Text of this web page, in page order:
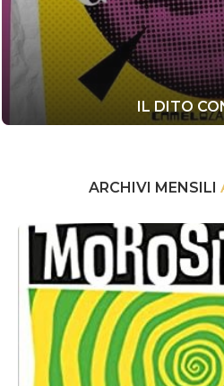
IL DITO
ARCHIVI MENSILI